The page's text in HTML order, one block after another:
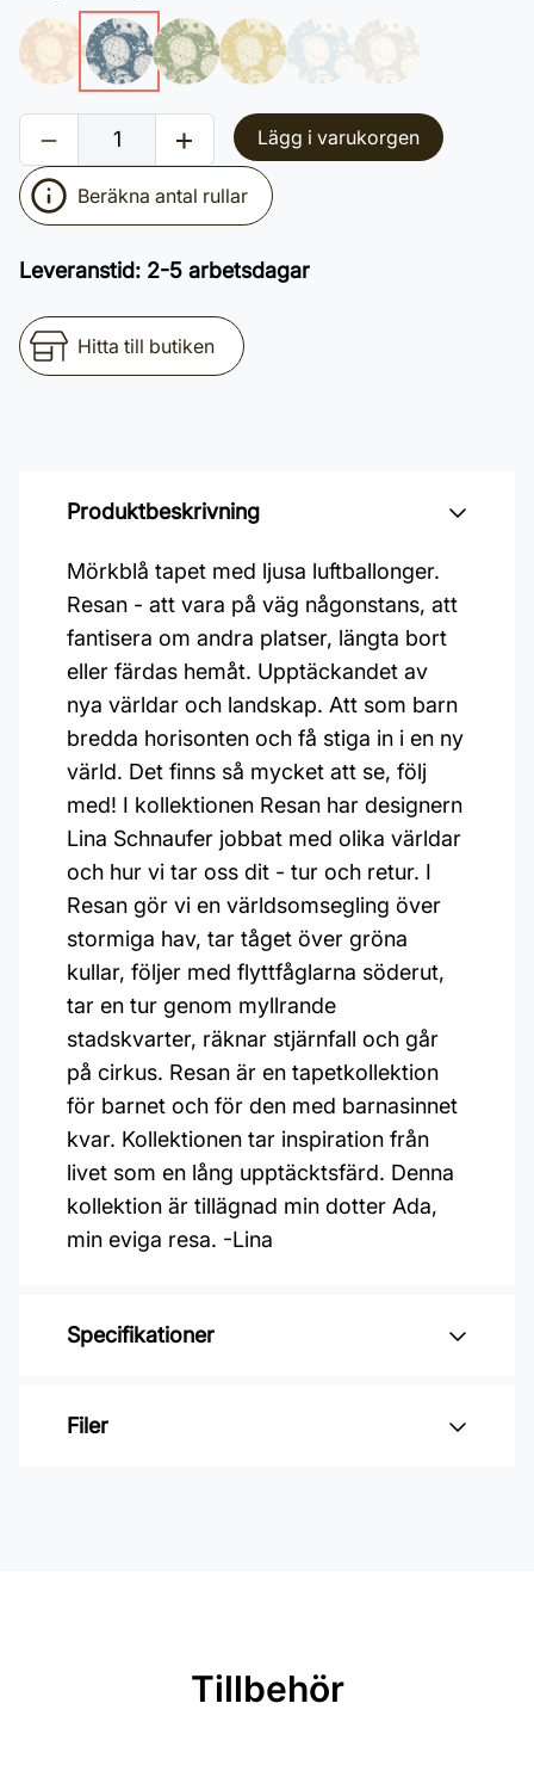
Lägg i varukorgen
Beräkna antal rullar
Leveranstid: 2-5 arbetsdagar
Hitta till butiken
Produktbeskrivning
Mörkblå tapet med ljusa luftballonger.
Resan - att vara på väg någonstans, att
fantisera om andra platser, längta bort
eller färdas hemåt. Upptäckandet av
nya världar och landskap. Att som barn
bredda horisonten och få stiga in i en ny
värld. Det finns så mycket att se, följ
med! I kollektionen Resan har designern
Lina Schnaufer jobbat med olika världar
och hur vi tar oss dit - tur och retur. I
Resan gör vi en världsomsegling över
stormiga hav, tar tåget över gröna
kullar, följer med flyttfåglarna söderut,
tar en tur genom myllrande
stadskvarter, räknar stjärnfall och går
på cirkus. Resan är en tapetkollektion
för barnet och för den med barnasinnet
kvar. Kollektionen tar inspiration från
livet som en lång upptäcktsfärd. Denna
kollektion är tillägnad min dotter Ada,
min eviga resa. -Lina
Specifikationer
Varumärke: Midbec Tapeter
Bredd: 0,53 m
Filer
Tillbehör